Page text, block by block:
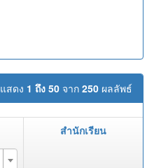
แสดง 1 ถึง 50 จาก 250 ผลลัพธ์
สำนักเรียน